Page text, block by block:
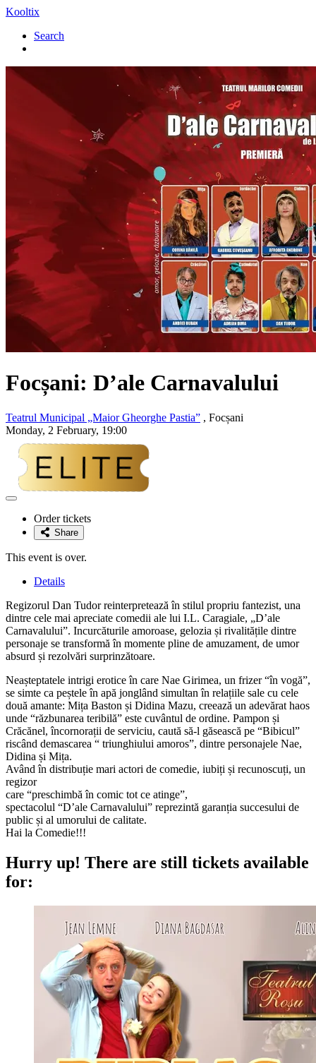
Kooltix
Search
Focșani: D’ale Carnavalului
Teatrul Municipal „Maior Gheorghe Pastia” , Focșani
Monday, 2 February, 19:00
Adaugă
favoriteOrder tickets
Share
This event is over.
Details
Regizorul Dan Tudor reinterpretează în stilul propriu fantezist, una
dintre cele mai apreciate comedii ale lui I.L. Caragiale, „D’ale
Carnavalului”. Incurcăturile amoroase, gelozia și rivalitățile dintre
personaje se transformă în momente pline de amuzament, de umor
absurd și rezolvări surprinzătoare.
Neașteptatele intrigi erotice în care Nae Girimea, un frizer “în vogă”,
se simte ca peștele în apă jonglând simultan în relațiile sale cu cele
două amante: Mița Baston și Didina Mazu, creează un adevărat haos
unde “răzbunarea teribilă” este cuvântul de ordine. Pampon și
Crăcănel, încornorații de serviciu, caută să-l găsească pe “Bibicul”
riscând demascarea “ triunghiului amoros”, dintre personajele Nae,
Didina și Mița.
Având în distribuție mari actori de comedie, iubiți și recunoscuți, un
regizor
care “preschimbă în comic tot ce atinge”,
spectacolul “D’ale Carnavalului” reprezintă garanția succesului de
public și al umorului de calitate.
Hai la Comedie!!!
Hurry up! There are still tickets available
for: